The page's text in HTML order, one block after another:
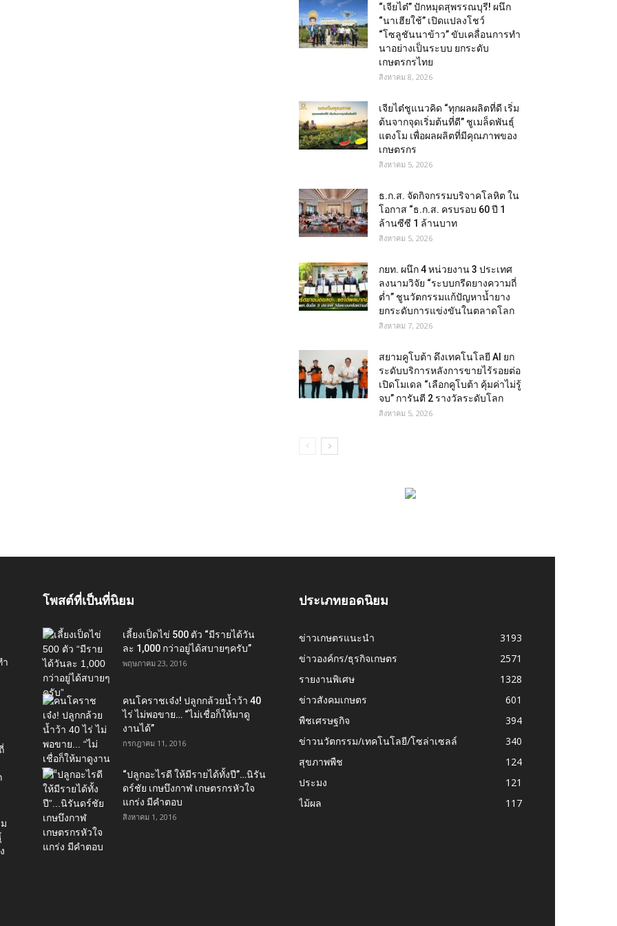
“เจียไต๋” ปักหมุดสุพรรณบุรี! ผนึก
“นาเฮียใช้” เปิดแปลงโชว์
“โซลูชันนาข้าว” ขับเคลื่อนการทำ
นาอย่างเป็นระบบ ยกระดับ
เกษตรกรไทย
สิงหาคม 8, 2026
เจียไต๋ชูแนวคิด “ทุกผลผลิตที่ดี เริ่ม
ต้นจากจุดเริ่มต้นที่ดี” ชูเมล็ดพันธุ์
แตงโม เพื่อผลผลิตที่มีคุณภาพของ
เกษตรกร
สิงหาคม 5, 2026
ธ.ก.ส. จัดกิจกรรมบริจาคโลหิต ใน
โอกาส “ธ.ก.ส. ครบรอบ 60 ปี 1
ล้านซีซี 1 ล้านบาท
สิงหาคม 5, 2026
กยท. ผนึก 4 หน่วยงาน 3 ประเทศ
ลงนามวิจัย “ระบบกรีดยางความถี่
ต่ำ” ชูนวัตกรรมแก้ปัญหาน้ำยาง
ยกระดับการแข่งขันในตลาดโลก
สิงหาคม 7, 2026
สยามคูโบต้า ดึงเทคโนโลยี AI ยก
ระดับบริการหลังการขายไร้รอยต่อ
เปิดโมเดล “เลือกคูโบต้า คุ้มค่าไม่รู้
จบ” การันตี 2 รางวัลระดับโลก
สิงหาคม 5, 2026
ำ
โพสต์ที่เป็นที่นิยม
เลี้ยงเป็ดไข่ 500 ตัว “มีรายได้วัน
ละ 1,000 กว่าอยู่ได้สบายๆครับ”
พฤษภาคม 23, 2016
คนโคราชเจ๋ง! ปลูกกล้วยน้ำว้า 40
ไร่ ไม่พอขาย… “ไม่เชื่อก็ให้มาดู
งานได้”‬
กรกฎาคม 11, 2016
“ปลูกอะไรดี ให้มีรายได้ทั้งปี”…นิรัน
ดร์ชัย เกษบึงกาฬ เกษตรกรหัวใจ
แกร่ง มีคำตอบ
สิงหาคม 1, 2016
ประเภทยอดนิยม
ข่าวเกษตรแนะนำ
3193
ข่าวองค์กร/ธุรกิจเกษตร
2571
รายงานพิเศษ
1328
ข่าวสังคมเกษตร
601
พืชเศรษฐกิจ
394
ข่าวนวัตกรรม/เทคโนโลยี/โซล่าเซลล์
340
สุขภาพพืช
124
ประมง
121
ไม้ผล
117